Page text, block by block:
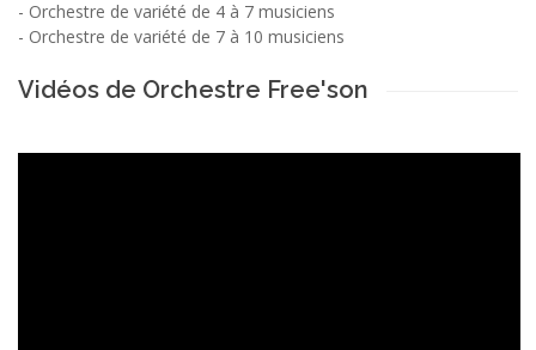
- Orchestre de variété de 4 à 7 musiciens
- Orchestre de variété de 7 à 10 musiciens
Vidéos de Orchestre Free'son